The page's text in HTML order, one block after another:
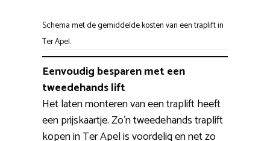
Schema met de gemiddelde kosten van een traplift in
Ter Apel.
Eenvoudig besparen met een
tweedehands lift
Het laten monteren van een traplift heeft
een prijskaartje. Zo’n tweedehands traplift
kopen in Ter Apel is voordelig en net zo